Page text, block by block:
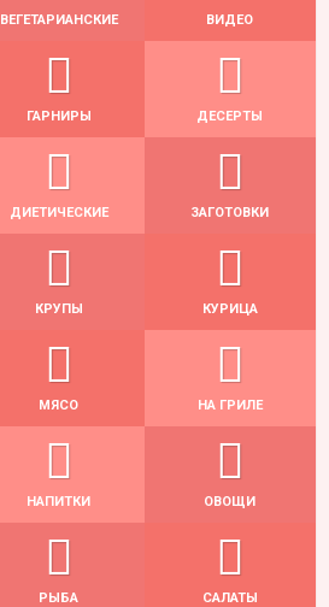
ВЕГЕТАРИАНСКИЕ ВИДЕО
ГАРНИРЫ ДЕСЕРТЫ
ДИЕТИЧЕСКИЕ ЗАГОТОВКИ
КРУПЫ КУРИЦА
МЯСО НА ГРИЛЕ
НАПИТКИ ОВОЩИ
РЫБА САЛАТЫ